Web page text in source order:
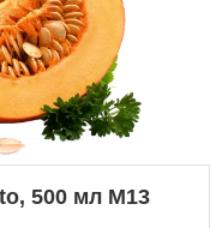
500 мл М13